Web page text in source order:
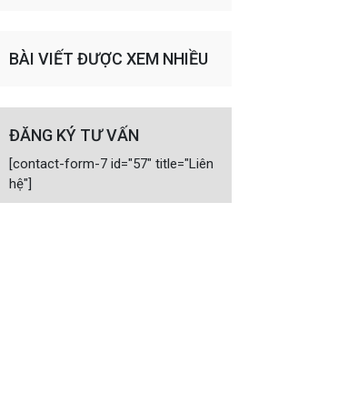
BÀI VIẾT ĐƯỢC XEM NHIỀU
ĐĂNG KÝ TƯ VẤN
[contact-form-7 id="57" title="Liên
hệ"]